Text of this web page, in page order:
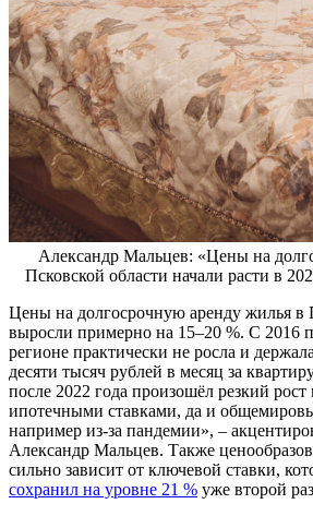
Александр Мальцев: «Цены на
Псковской области начали расти в
Цены на долгосрочную аренду жилья в
выросли примерно на 15–20 %. С 2016
регионе практически не росла и
десяти тысяч рублей в месяц за
после 2022 года произошёл резкий рост
ипотечными ставками, да и
например из-за пандемии», –
Александр Мальцев. Также
сильно зависит от ключевой ставки,
сохранил на уровне 21 % уже второй